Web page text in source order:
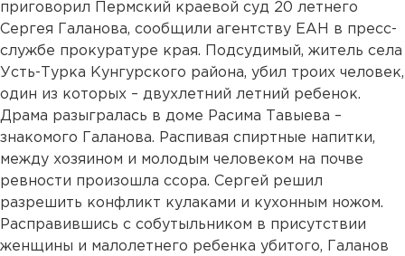
приговорил Пермский краевой суд 20 летнего
Сергея Галанова, сообщили агентству ЕАН в пресс-
службе прокуратуре края. Подсудимый, житель села
Усть-Турка Кунгурского района, убил троих человек,
один из которых – двухлетний летний ребенок.
Драма разыгралась в доме Расима Тавыева –
знакомого Галанова. Распивая спиртные напитки,
между хозяином и молодым человеком на почве
ревности произошла ссора. Сергей решил
разрешить конфликт кулаками и кухонным ножом.
Расправившись с собутыльником в присутствии
женщины и малолетнего ребенка убитого, Галанов